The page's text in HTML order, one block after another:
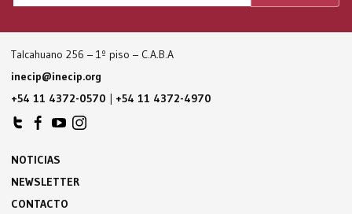
Talcahuano 256 – 1º piso – C.A.B.A
inecip@inecip.org
+54 11 4372-0570 | +54 11 4372-4970
NOTICIAS
NEWSLETTER
CONTACTO